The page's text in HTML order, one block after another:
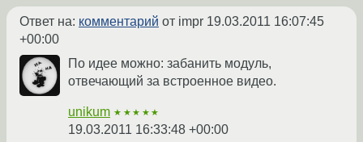
Ответ на: комментарий от impr 19.03.2011 16:07:45
+00:00
По идее можно: забанить модуль,
отвечающий за встроенное видео.
unikum ★★★★★
19.03.2011 16:33:48 +00:00